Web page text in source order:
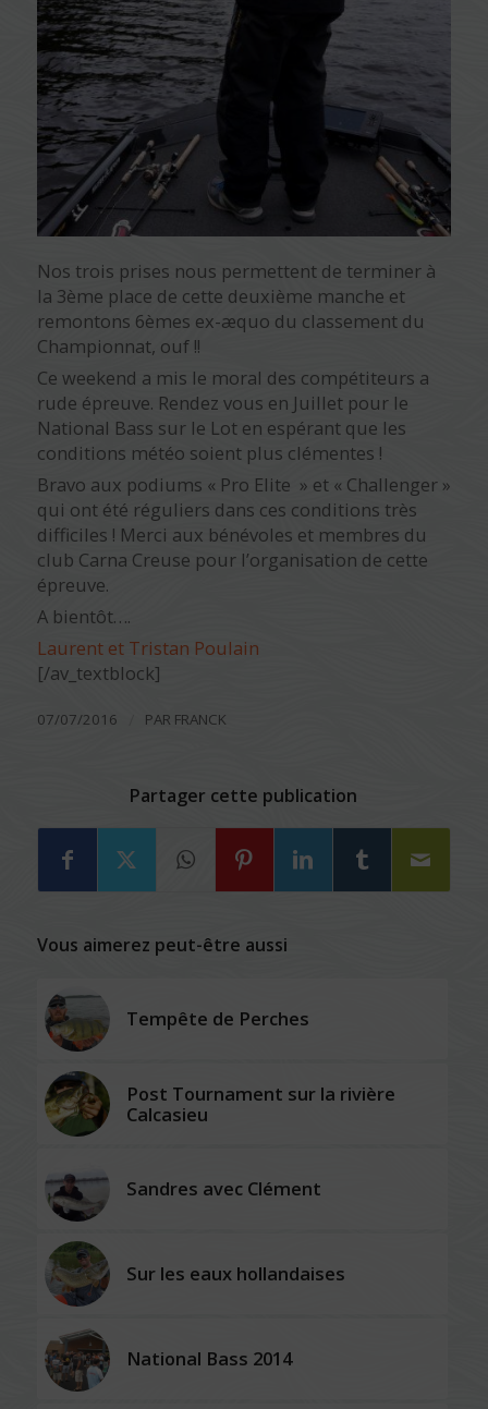
Nos trois prises nous permettent de terminer à
la 3ème place de cette deuxième manche et
remontons 6èmes ex-æquo du classement du
Championnat, ouf !!
Ce weekend a mis le moral des compétiteurs a
rude épreuve. Rendez vous en Juillet pour le
National Bass sur le Lot en espérant que les
conditions météo soient plus clémentes !
Bravo aux podiums « Pro Elite » et « Challenger »
qui ont été réguliers dans ces conditions très
difficiles ! Merci aux bénévoles et membres du
club Carna Creuse pour l’organisation de cette
épreuve.
A bientôt….
Laurent et Tristan Poulain
[/av_textblock]
07/07/2016 PAR FRANCK
Partager cette publication
Vous aimerez peut-être aussi
Tempête de Perches
Post Tournament sur la rivière
Calcasieu
Sandres avec Clément
Sur les eaux hollandaises
National Bass 2014